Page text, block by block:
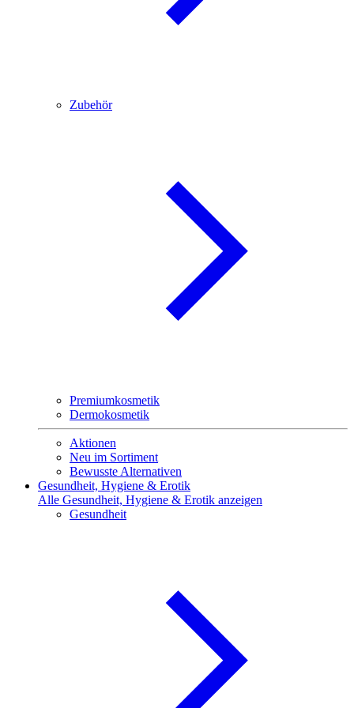
Zubehör
Premiumkosmetik
Dermokosmetik
Aktionen
Neu im Sortiment
Bewusste Alternativen
Gesundheit, Hygiene & Erotik
Alle Gesundheit, Hygiene & Erotik anzeigen
Gesundheit